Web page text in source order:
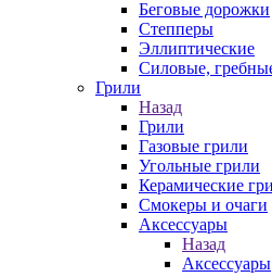
Беговые дорожки
Степперы
Эллиптические
Силовые,
Грили
Назад
Грили
Газовые грили
Угольные грили
Керамические
Смокеры и очаги
Аксессуары
Назад
Аксессуары